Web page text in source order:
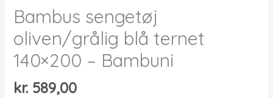
Bambus sengetøj
oliven/grålig blå ternet
140×200 – Bambuni
kr.589,00